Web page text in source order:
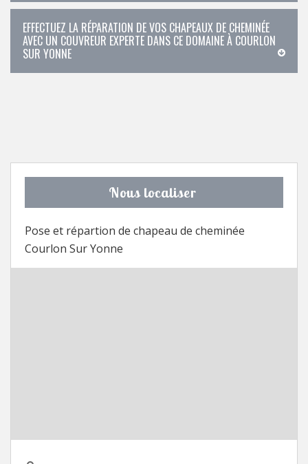
EFFECTUEZ LA RÉPARATION DE VOS CHAPEAUX DE CHEMINÉE
AVEC UN COUVREUR EXPERTE DANS CE DOMAINE À COURLON
SUR YONNE
Nous localiser
Pose et répartion de chapeau de cheminée
Courlon Sur Yonne